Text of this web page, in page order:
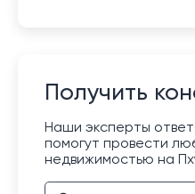
Получить
Наши эксперты
помогут провести
недвижимостью на